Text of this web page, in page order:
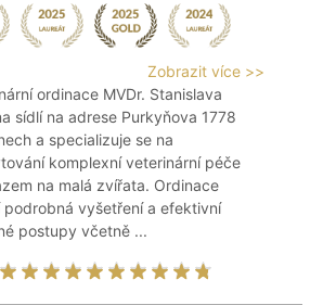
Zobrazit více >>
ordinace MVDr. Stanislava
sídlí na adrese Purkyňova 1778
a specializuje se na
komplexní veterinární péče
na malá zvířata. Ordinace
podrobná vyšetření a efektivní
postupy včetně ...